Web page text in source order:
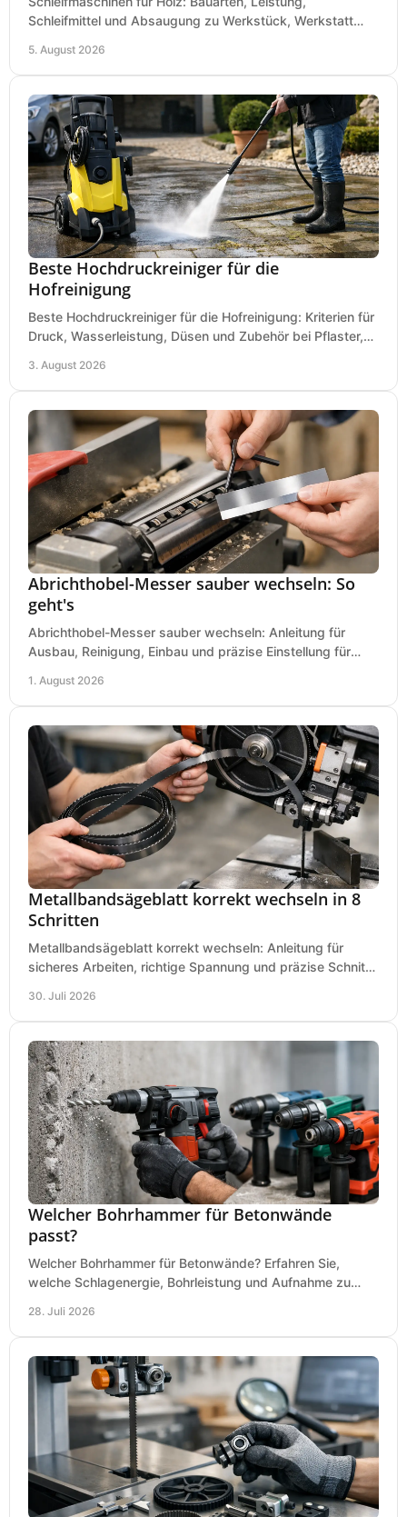
Schleifmittel und Absaugung zu Werkstück, Werkstatt
5. August 2026
Beste Hochdruckreiniger für die
Hofreinigung
Beste Hochdruckreiniger für die Hofreinigung: Kriterien für
Druck, Wasserleistung, Düsen und Zubehör bei Pflaster,
3. August 2026
Abrichthobel-Messer sauber wechseln: So
geht's
Abrichthobel-Messer sauber wechseln: Anleitung für
Ausbau, Reinigung, Einbau und präzise Einstellung für
1. August 2026
Metallbandsägeblatt korrekt wechseln in 8
Schritten
Metallbandsägeblatt korrekt wechseln: Anleitung für
sicheres Arbeiten, richtige Spannung und präzise Schnitte
30. Juli 2026
Welcher Bohrhammer für Betonwände
passt?
Welcher Bohrhammer für Betonwände? Erfahren Sie,
welche Schlagenergie, Bohrleistung und Aufnahme zu
28. Juli 2026